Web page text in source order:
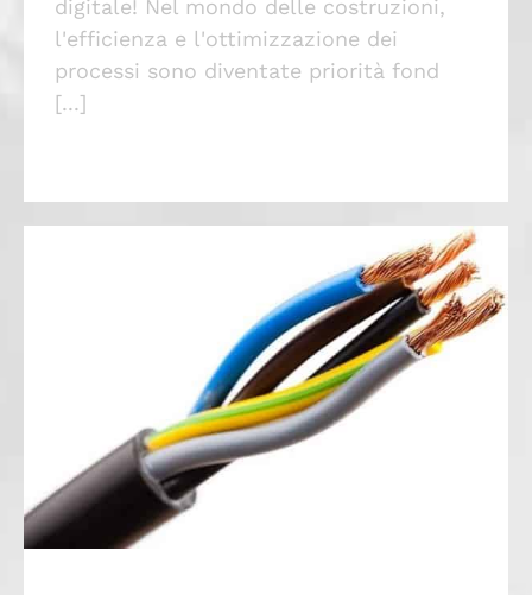
digitale! Nel mondo delle costruzioni,
l'efficienza e l'ottimizzazione dei
processi sono diventate priorità fond
[...]
Come scegliere i cavi elettrici ed ottenere
un risparmio energetico dal 30% in su